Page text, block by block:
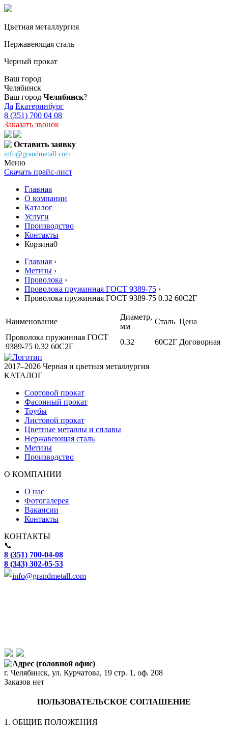
Цветная металлургия
Нержавеющая сталь
Черный прокат
Ваш город
Челябинск
Ваш город Челябинск?
Да Екатеринбург
8 (351) 700 04 08
Заказать звонок
Оставить заявку
info@grandmetall.com
Меню
Скачать прайс-лист
Главная
О компании
Каталог
Услуги
Производство
Контакты
Корзина0
Главная ›
Метизы ›
Проволока ›
Проволока пружинная ГОСТ 9389-75 ›
Проволока пружинная ГОСТ 9389-75 0.32 60С2Г
Наименование
Диаметр,
мм
Сталь Цена
Проволока пружинная ГОСТ
9389-75 0.32 60С2Г
0.32 60С2Г Договорная
2017–2026 Черная и цветная металлургия
КАТАЛОГ
Сортовой прокат
Фасонный прокат
Трубы
Листовой прокат
Цветные металлы и сплавы
Нержавеющая сталь
Метизы
Производство
О КОМПАНИИ
О нас
Фотогалерея
Вакансии
Контакты
КОНТАКТЫ
📞
8 (351) 700-04-08
8 (343) 302-05-53
info@grandmetall.com
Адрес (головной офис)
г. Челябинск, ул. Курчатова, 19 стр. 1, оф. 208
Заказов нет
ПОЛЬЗОВАТЕЛЬСКОЕ СОГЛАШЕНИЕ
1. ОБЩИЕ ПОЛОЖЕНИЯ